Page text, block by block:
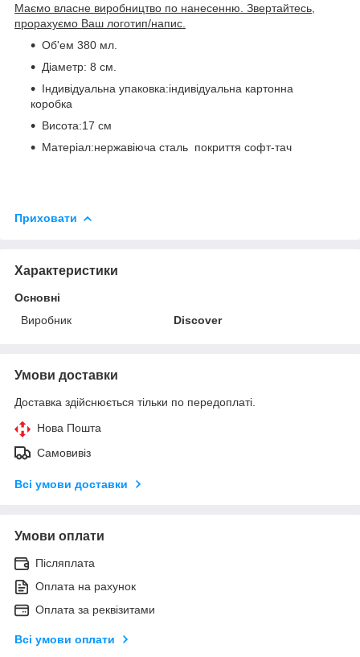
Маємо власне виробництво по нанесенню. Звертайтесь,
прорахуємо Ваш логотип/напис.
Об'ем 380 мл.
Діаметр: 8 см.
Індивідуальна упаковка:індивідуальна картонна
коробка
Висота:17 см
Матеріал:нержавіюча сталь покриття софт-тач
Приховати
Характеристики
Основні
Виробник
Discover
Умови доставки
Доставка здійснюється тільки по передоплаті.
Нова Пошта
Самовивіз
Всі умови доставки
Умови оплати
Післяплата
Оплата на рахунок
Оплата за реквізитами
Всі умови оплати